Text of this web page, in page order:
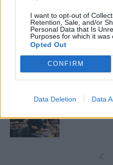
I want to opt-out of
Retention, Sale, and/or
Personal Data that Is
Purposes for which it was
Opted Out
CONFIRM
Data Deletion Data